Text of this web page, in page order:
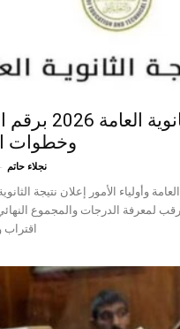
رابط نتيجة
وخطوات
نجلاء حاتم -
لمعرفة الدرجات والمجموع
اقتراب